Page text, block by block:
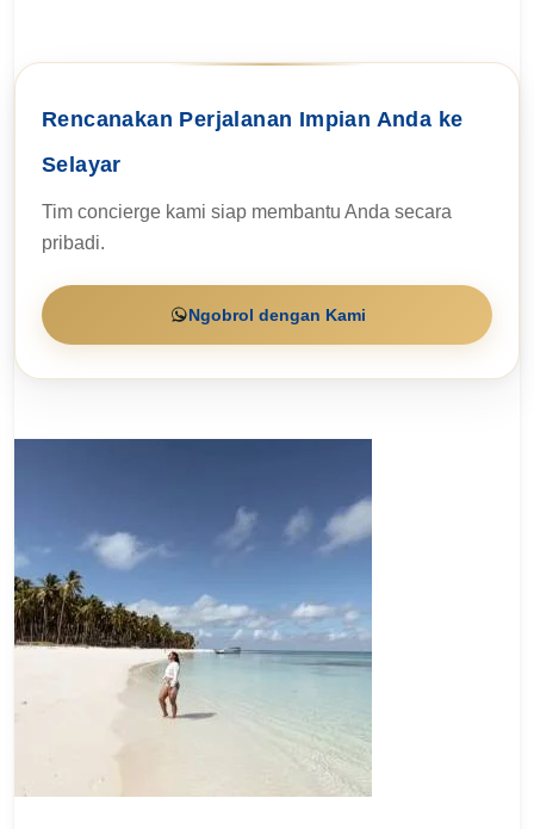
Rencanakan Perjalanan Impian Anda ke
Selayar
Tim concierge kami siap membantu Anda secara
pribadi.
Ngobrol dengan Kami